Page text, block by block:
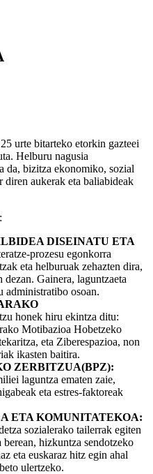
urte bitarteko etorkin gazteei
Helburu nagusia
da, bizitza ekonomiko, sozial
diren aukerak eta baliabideak
DISEINATU ETA
prozesu egonkorra
eta helburuak zehazten dira,
dezan. Gainera, laguntzaeta
administratibo osoan.
honek hiru ekintza ditu:
Motibazioa Hobetzeko
eta Ziberespazioa, non
ikasten baitira.
ZERBITZUA(BPZ):
laguntza ematen zaie,
eta estres-faktoreak
ETA KOMUNITATEKOA:
sozialerako tailerrak egiten
hizkuntza sendotzeko
eta euskaraz hitz egin ahal
ulertzeko.